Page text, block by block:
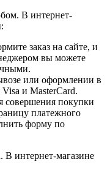
В интернет-
заказ на сайте, и
вы можете
или оформлении в
и MasterCard.
совершения покупки
платежного
форму по
В интернет-магазине